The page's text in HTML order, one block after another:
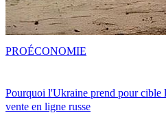
Pourquoi l'Ukraine prend pour cible
vente en ligne russe
PROÉCONOMIE